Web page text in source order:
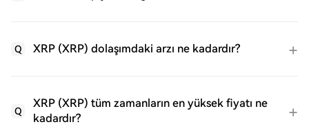
Q XRP (XRP) dolaşımdaki arzı ne kadardır?
Q
XRP (XRP) tüm zamanların en yüksek fiyatı ne
kadardır?